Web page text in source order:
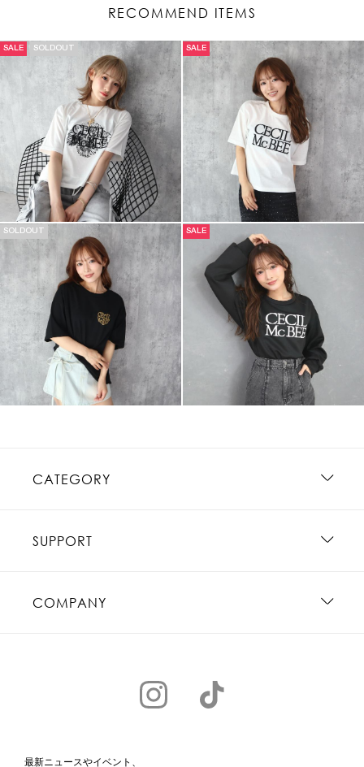
RECOMMEND ITEMS
SALE SOLDOUT SALE
SOLDOUT SALE
CATEGORY
SUPPORT
COMPANY
最新ニュースやイベント、